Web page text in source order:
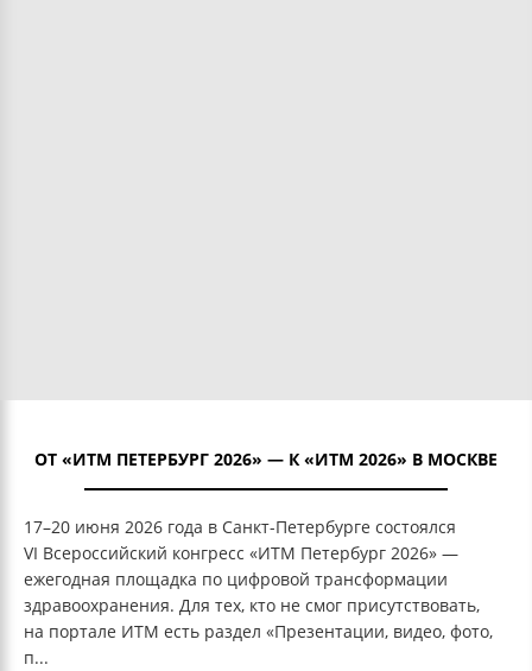
ОТ «ИТМ ПЕТЕРБУРГ 2026» — К «ИТМ 2026» В МОСКВЕ
17–20 июня 2026 года в Санкт-Петербурге состоялся
VI Всероссийский конгресс «ИТМ Петербург 2026» —
ежегодная площадка по цифровой трансформации
здравоохранения. Для тех, кто не смог присутствовать,
на портале ИТМ есть раздел «Презентации, видео, фото,
п...